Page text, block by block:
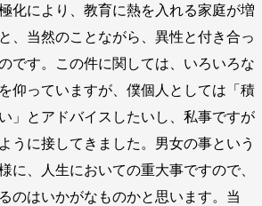
化により、教育に熱を入れる家庭が増
、当然のことながら、異性と付き合っ
です。この件に関しては、いろいろな
仰っていますが、僕個人としては「積
」とアドバイスしたいし、私事ですが
うに接してきました。男女の事という
に、人生においての重大事ですので、
のはいかがなものかと思います。当